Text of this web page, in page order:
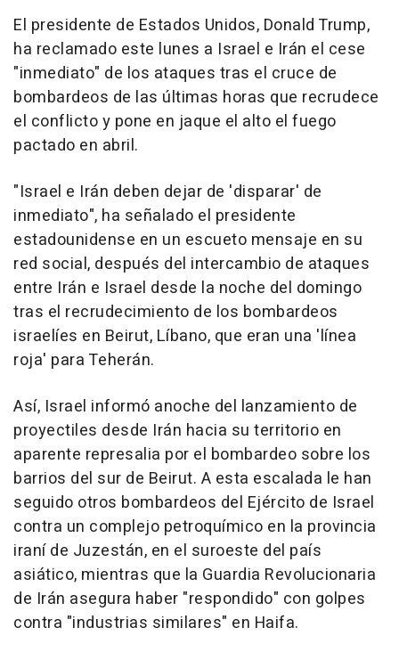
El presidente de Estados Unidos, Donald Trump,
ha reclamado este lunes a Israel e Irán el cese
"inmediato" de los ataques tras el cruce de
bombardeos de las últimas horas que recrudece
el conflicto y pone en jaque el alto el fuego
pactado en abril.
"Israel e Irán deben dejar de 'disparar' de
inmediato", ha señalado el presidente
estadounidense en un escueto mensaje en su
red social, después del intercambio de ataques
entre Irán e Israel desde la noche del domingo
tras el recrudecimiento de los bombardeos
israelíes en Beirut, Líbano, que eran una 'línea
roja' para Teherán.
Así, Israel informó anoche del lanzamiento de
proyectiles desde Irán hacia su territorio en
aparente represalia por el bombardeo sobre los
barrios del sur de Beirut. A esta escalada le han
seguido otros bombardeos del Ejército de Israel
contra un complejo petroquímico en la provincia
iraní de Juzestán, en el suroeste del país
asiático, mientras que la Guardia Revolucionaria
de Irán asegura haber "respondido" con golpes
contra "industrias similares" en Haifa.